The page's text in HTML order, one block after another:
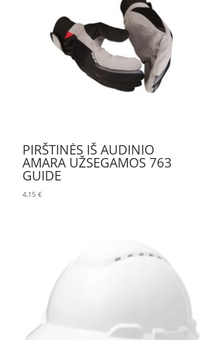
PIRŠTINĖS IŠ AUDINIO
AMARA UŽSEGAMOS 763
GUIDE
4,15 €